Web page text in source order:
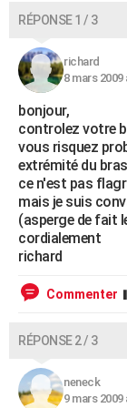
Carte de Noël
Carte Bonne année
Carte Saint-Valentin
Carte Pâques
Carte d'anniversaire
DICTIONNAIRE
Dictionnaire
Biographies
Citations
Expressions
Proverbes
PROGRAMME TV
COPAINS D'AVANT
S'inscrire
Se connecter
Lycées
Collèges
Primaires
Universités
Entreprises
Service militaire
Avis de recherche
AVIS DE DÉCÈS
FORUM
Bricolage
Lifestyle
Culture
Sport
Auto
Television
Voyage
Cinema
RÉPONSE 1 / 3
richard
8 mars 2009
bonjour,
controlez votre
vous risquez
extrémité du
ce n'est pas
mais je suis
(asperge de fait
cordialement
richard
Commenter
RÉPONSE 2 / 3
neneck
9 mars 2009